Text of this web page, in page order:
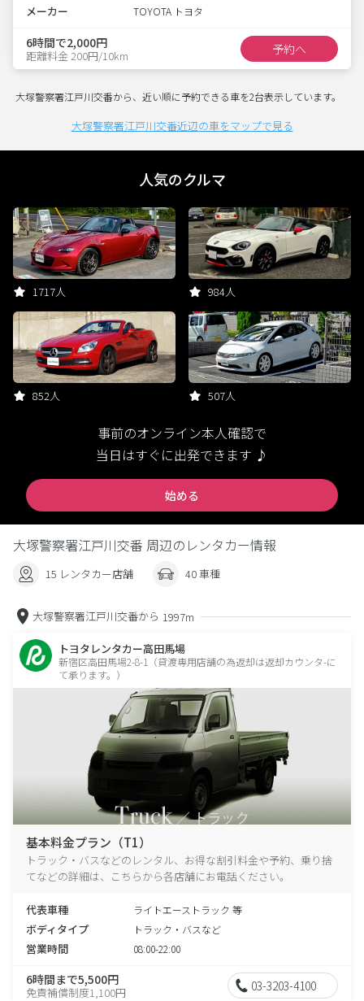
メーカー TOYOTA トヨタ
6時間で2,000円
距離料金 200円/10km 予約へ
大塚警察署江戸川交番から、近い順に予約できる車を2台表示しています。
大塚警察署江戸川交番近辺の車をマップで見る
人気のクルマ
1717人 984人
852人 507人
事前のオンライン本人確認で
当日はすぐに出発できます ♪
始める
大塚警察署江戸川交番 周辺のレンタカー情報
15 レンタカー店舗 40 車種
大塚警察署江戸川交番から 1997m
トヨタレンタカー高田馬場
新宿区高田馬場2-8-1（貸渡専用店舗の為返却は返却カウンタ-に
て承ります。）
基本料金プラン（T1）
トラック・バスなどのレンタル、お得な割引料金や予約、乗り捨
てなどの詳細は、こちらから各店舗にお電話ください。
代表車種 ライトエーストラック 等
ボディタイプ トラック・バスなど
営業時間 08:00-22:00
6時間まで5,500円
免責補償制度1,100円 03-3203-4100